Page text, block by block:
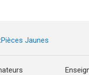
Pièces Jaunes